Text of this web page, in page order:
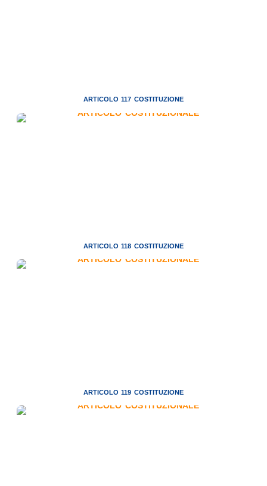
ARTICOLO 117 COSTITUZIONE
ARTICOLO 118 COSTITUZIONE
ARTICOLO 119 COSTITUZIONE